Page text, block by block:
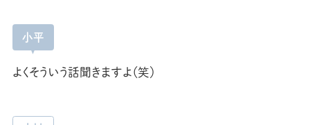
小平
よくそういう話聞きますよ（笑）